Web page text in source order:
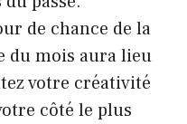
de chance de la
du mois aura lieu
votre créativité
côté le plus